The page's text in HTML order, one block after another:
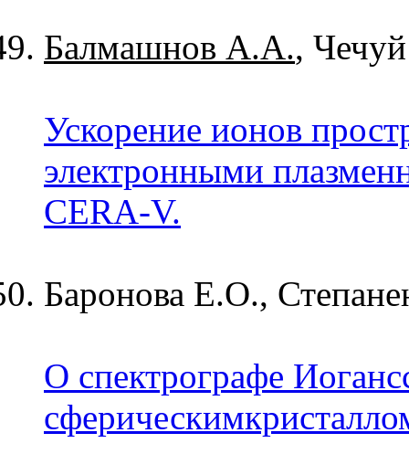
Балмашнов А.А.,
Ускорение ионов
электронными
CERA-V.
Баронова Е.О.,
О спектрографе